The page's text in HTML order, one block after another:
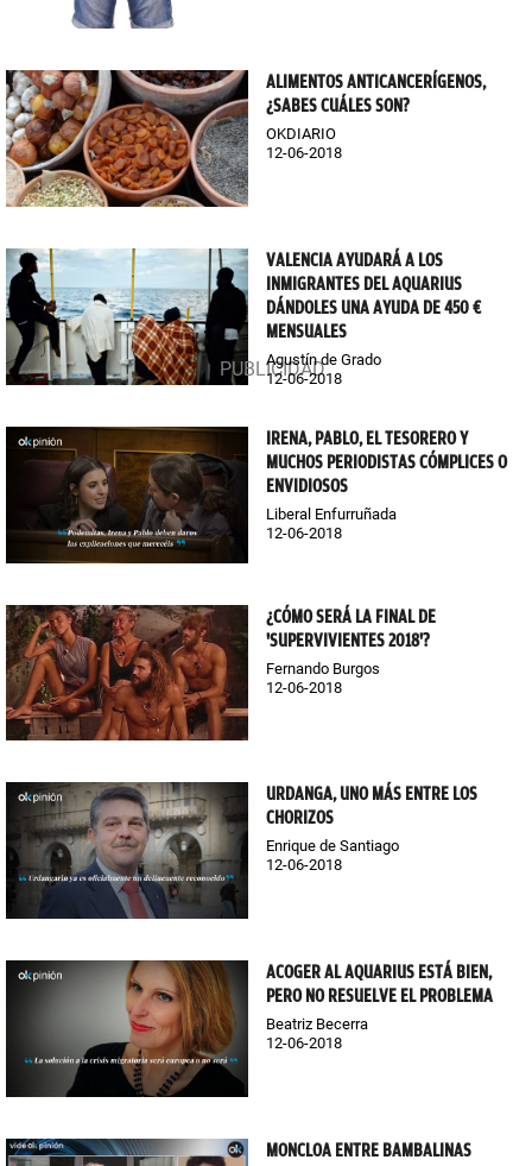
ALIMENTOS ANTICANCERÍGENOS,
¿SABES CUÁLES SON?
OKDIARIO
12-06-2018
VALENCIA AYUDARÁ A LOS
INMIGRANTES DEL AQUARIUS
DÁNDOLES UNA AYUDA DE 450 €
MENSUALES
Agustín de Grado
12-06-2018
IRENA, PABLO, EL TESORERO Y
MUCHOS PERIODISTAS CÓMPLICES O
ENVIDIOSOS
Liberal Enfurruñada
12-06-2018
¿CÓMO SERÁ LA FINAL DE
'SUPERVIVIENTES 2018'?
Fernando Burgos
12-06-2018
URDANGA, UNO MÁS ENTRE LOS
CHORIZOS
Enrique de Santiago
12-06-2018
ACOGER AL AQUARIUS ESTÁ BIEN,
PERO NO RESUELVE EL PROBLEMA
Beatriz Becerra
12-06-2018
MONCLOA ENTRE BAMBALINAS